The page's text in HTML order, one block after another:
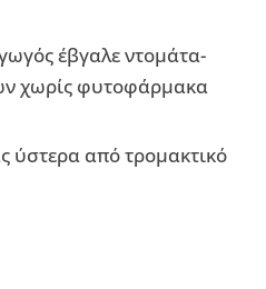
έβγαλε ντομάτα-
χωρίς φυτοφάρμακα
ύστερα από τρομακτικό